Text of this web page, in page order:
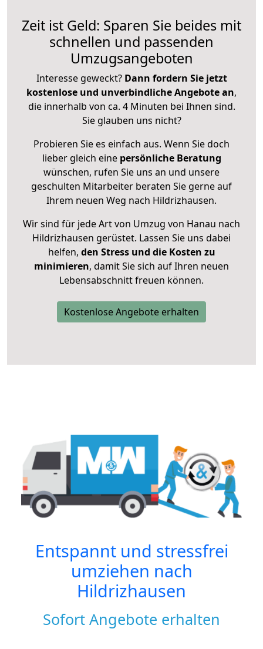
Zeit ist Geld: Sparen Sie beides mit
schnellen und passenden
Umzugsangeboten
Interesse geweckt? Dann fordern Sie jetzt
kostenlose und unverbindliche Angebote an,
die innerhalb von ca. 4 Minuten bei Ihnen sind.
Sie glauben uns nicht?
Probieren Sie es einfach aus. Wenn Sie doch
lieber gleich eine persönliche Beratung
wünschen, rufen Sie uns an und unsere
geschulten Mitarbeiter beraten Sie gerne auf
Ihrem neuen Weg nach Hildrizhausen.
Wir sind für jede Art von Umzug von Hanau nach
Hildrizhausen gerüstet. Lassen Sie uns dabei
helfen, den Stress und die Kosten zu
minimieren, damit Sie sich auf Ihren neuen
Lebensabschnitt freuen können.
Kostenlose Angebote erhalten
Entspannt und stressfrei
umziehen nach
Hildrizhausen
Sofort Angebote erhalten